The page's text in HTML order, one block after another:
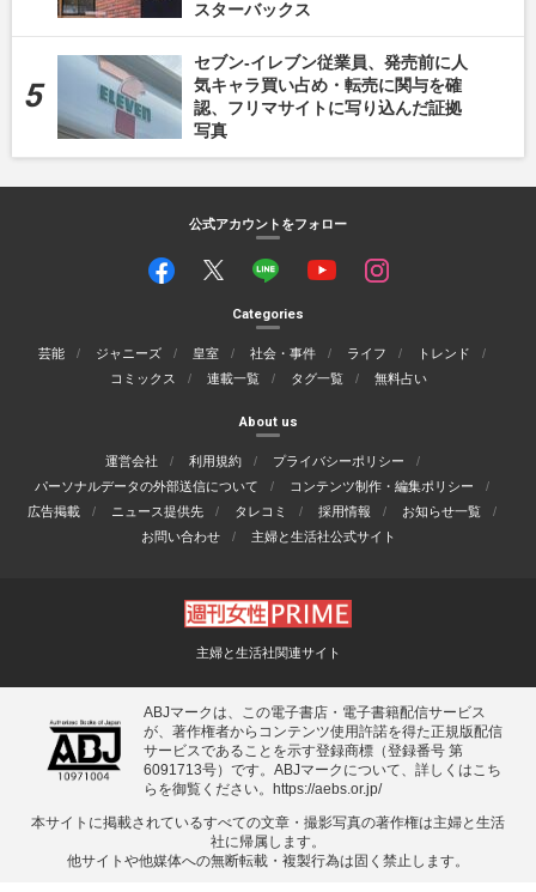
スターバックス
セブン-イレブン従業員、発売前に人
気キャラ買い占め・転売に関与を確
認、フリマサイトに写り込んだ証拠
写真
公式アカウントをフォロー
Categories
芸能 ジャニーズ 皇室 社会・事件 ライフ
トレンド
コミックス
連載一覧 タグ一覧 無料占い
About us
運営会社 利用規約
プライバシーポリシー
パーソナルデータの外部送信について
コンテンツ制作・編集ポリシー
広告掲載
ニュース提供先 タレコミ 採用情報
お知らせ一覧
お問い合わせ
主婦と生活社公式サイト
主婦と生活社関連サイト
ABJマークは、この電子書店・電子書籍配信サービス
が、著作権者からコンテンツ使用許諾を得た正規版配信
サービスであることを示す登録商標（登録番号 第
6091713号）です。ABJマークについて、詳しくはこち
らを御覧ください。 https://aebs.or.jp/
本サイトに掲載されているすべての⽂章・撮影写真の著作権は主婦と⽣活
社に帰属します。
他サイトや他媒体への無断転載・複製⾏為は固く禁⽌します。